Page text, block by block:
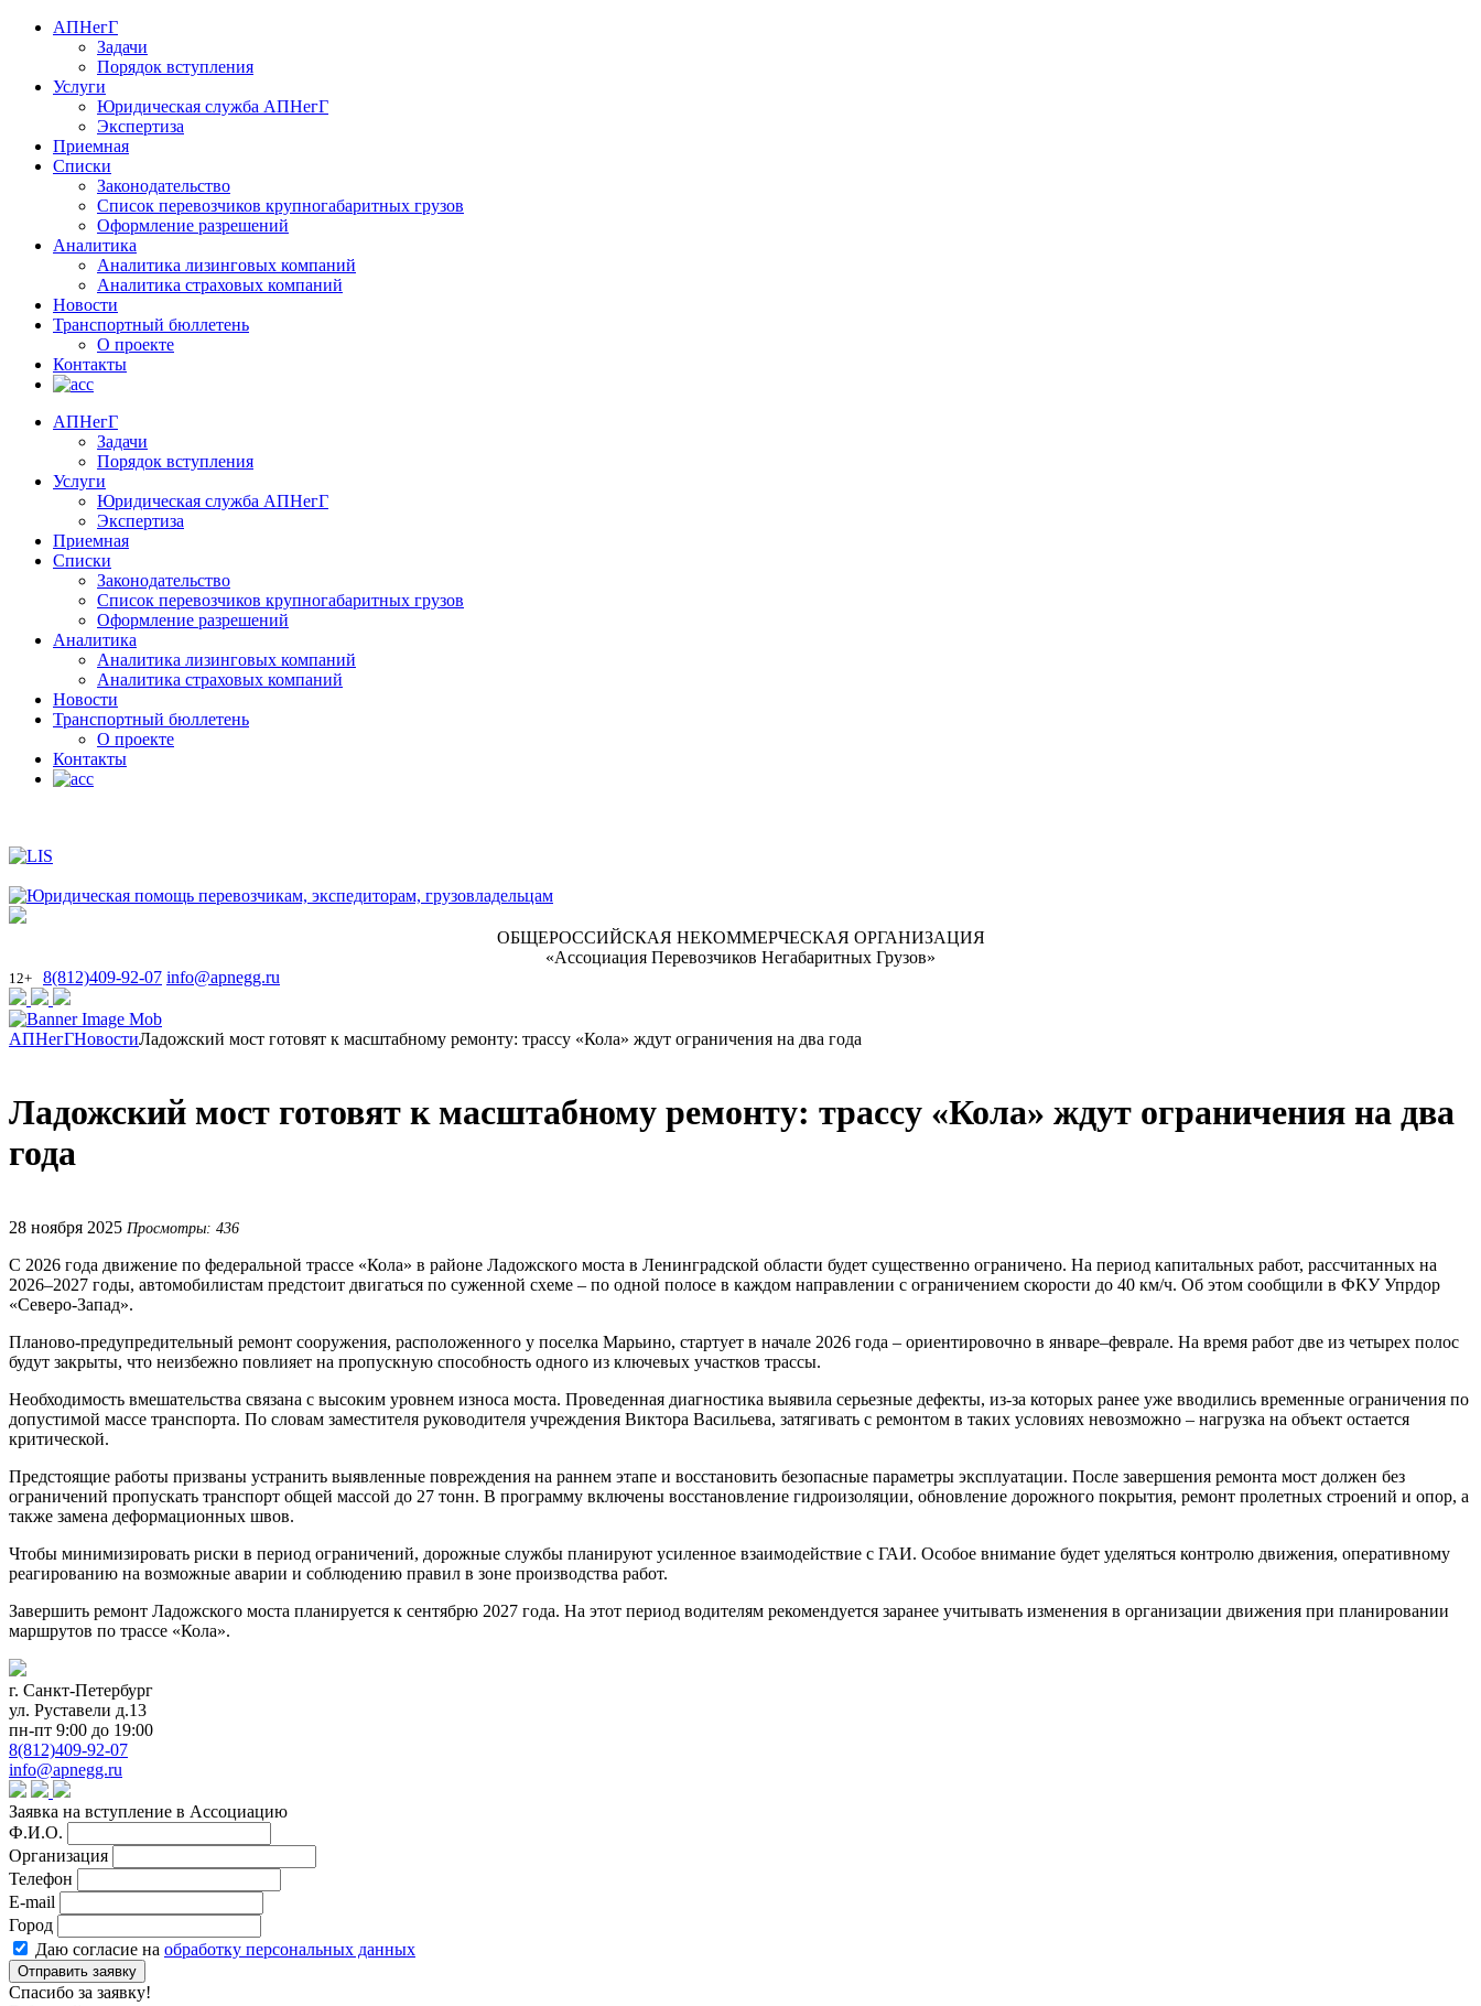
АПНегГ
Задачи
Порядок вступления
Услуги
Юридическая служба АПНегГ
Экспертиза
Приемная
Списки
Законодательство
Список перевозчиков крупногабаритных грузов
Оформление разрешений
Аналитика
Аналитика лизинговых компаний
Aналитика страховых компаний
Новости
Транспортный бюллетень
О проекте
Контакты
АПНегГ
Задачи
Порядок вступления
Услуги
Юридическая служба АПНегГ
Экспертиза
Приемная
Списки
Законодательство
Список перевозчиков крупногабаритных грузов
Оформление разрешений
Аналитика
Аналитика лизинговых компаний
Aналитика страховых компаний
Новости
Транспортный бюллетень
О проекте
Контакты
ОБЩЕРОССИЙСКАЯ НЕКОММЕРЧЕСКАЯ ОРГАНИЗАЦИЯ
«Ассоциация Перевозчиков Негабаритных Грузов»
12+ 8(812)409-92-07 info@apnegg.ru
АПНегГНовостиЛадожский мост готовят к масштабному ремонту: трассу «Кола» ждут ограничения на два года
Ладожский мост готовят к масштабному ремонту: трассу «Кола» ждут ограничения на два
года
28 ноября 2025 Просмотры: 436
С 2026 года движение по федеральной трассе «Кола» в районе Ладожского моста в Ленинградской области будет существенно ограничено. На период капитальных работ, рассчитанных на
2026–2027 годы, автомобилистам предстоит двигаться по суженной схеме – по одной полосе в каждом направлении с ограничением скорости до 40 км/ч. Об этом сообщили в ФКУ Упрдор
«Северо-Запад».
Планово-предупредительный ремонт сооружения, расположенного у поселка Марьино, стартует в начале 2026 года – ориентировочно в январе–феврале. На время работ две из четырех полос
будут закрыты, что неизбежно повлияет на пропускную способность одного из ключевых участков трассы.
Необходимость вмешательства связана с высоким уровнем износа моста. Проведенная диагностика выявила серьезные дефекты, из-за которых ранее уже вводились временные ограничения по
допустимой массе транспорта. По словам заместителя руководителя учреждения Виктора Васильева, затягивать с ремонтом в таких условиях невозможно – нагрузка на объект остается
критической.
Предстоящие работы призваны устранить выявленные повреждения на раннем этапе и восстановить безопасные параметры эксплуатации. После завершения ремонта мост должен без
ограничений пропускать транспорт общей массой до 27 тонн. В программу включены восстановление гидроизоляции, обновление дорожного покрытия, ремонт пролетных строений и опор, а
также замена деформационных швов.
Чтобы минимизировать риски в период ограничений, дорожные службы планируют усиленное взаимодействие с ГАИ. Особое внимание будет уделяться контролю движения, оперативному
реагированию на возможные аварии и соблюдению правил в зоне производства работ.
Завершить ремонт Ладожского моста планируется к сентябрю 2027 года. На этот период водителям рекомендуется заранее учитывать изменения в организации движения при планировании
маршрутов по трассе «Кола».
г. Санкт-Петербург
ул. Руставели д.13
пн-пт 9:00 до 19:00
8(812)409-92-07
info@apnegg.ru
Заявка на вступление в Ассоциацию
Ф.И.О.
Организация
Телефон
E-mail
Город
Даю согласие на обработку персональных данных
Отправить заявку
Спасибо за заявку!